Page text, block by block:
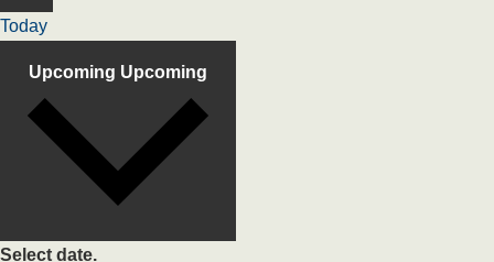
Today
Upcoming Upcoming
Select date.